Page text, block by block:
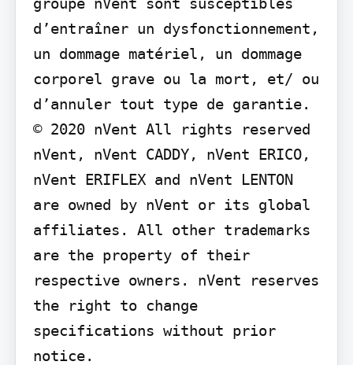
d’entraîner un dysfonctionnement,
un dommage matériel, un dommage
corporel grave ou la mort, et/ ou
d’annuler tout type de garantie.
© 2020 nVent All rights reserved
nVent, nVent CADDY, nVent ERICO,
nVent ERIFLEX and nVent LENTON
are owned by nVent or its global
affiliates. All other trademarks
are the property of their
respective owners. nVent reserves
the right to change
specifications without prior
notice.